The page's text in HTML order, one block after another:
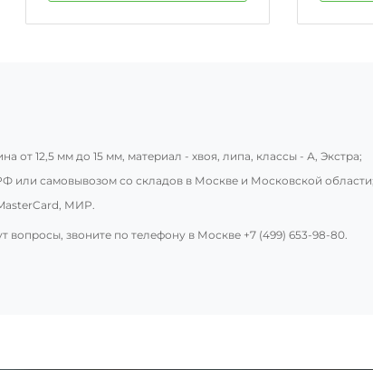
от 12,5 мм до 15 мм, материал - хвоя, липа, классы - А, Экстра;
или самовывозом со складов в Москве и Московской области;
МИР.
вопросы, звоните по телефону в Москве +7 (499) 653-98-80